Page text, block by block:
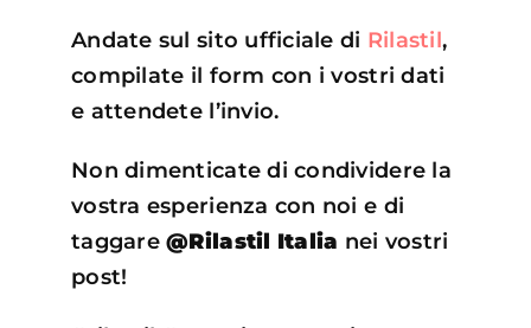
Andate sul sito ufficiale di Rilastil,
compilate il form con i vostri dati
e attendete l’invio.
Non dimenticate di condividere la
vostra esperienza con noi e di
taggare@Rilastil Italia nei vostri
post!